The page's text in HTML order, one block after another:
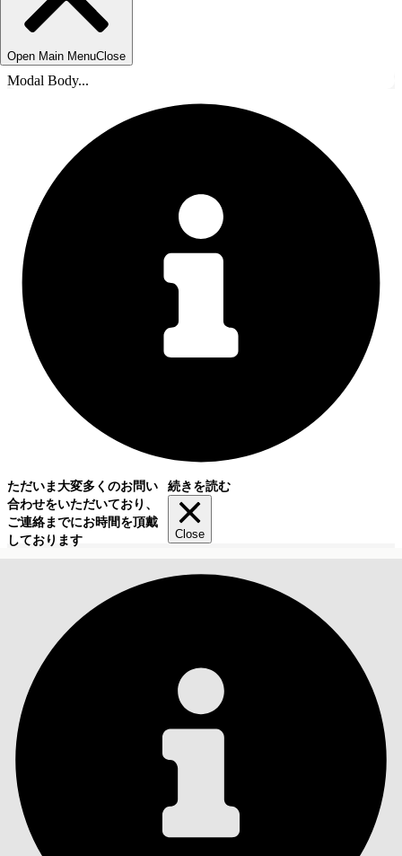
Open Main MenuClose
Modal Body...
ただいま大変多くのお問い
合わせをいただいており、
ご連絡までにお時間を頂戴
しております
続きを読む
Close
目次